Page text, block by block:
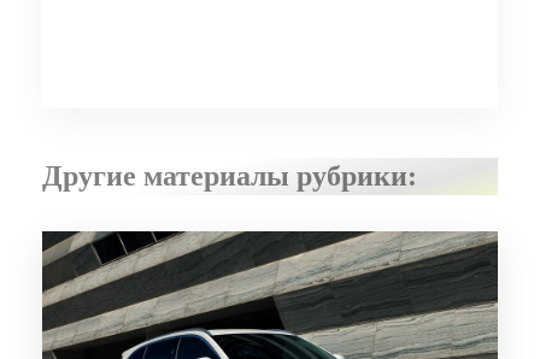
Другие материалы рубрики: